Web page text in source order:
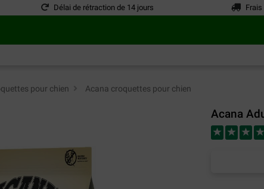
Délai de rétraction de 14 jours
pour chien Acana croquettes pour chien
Acana